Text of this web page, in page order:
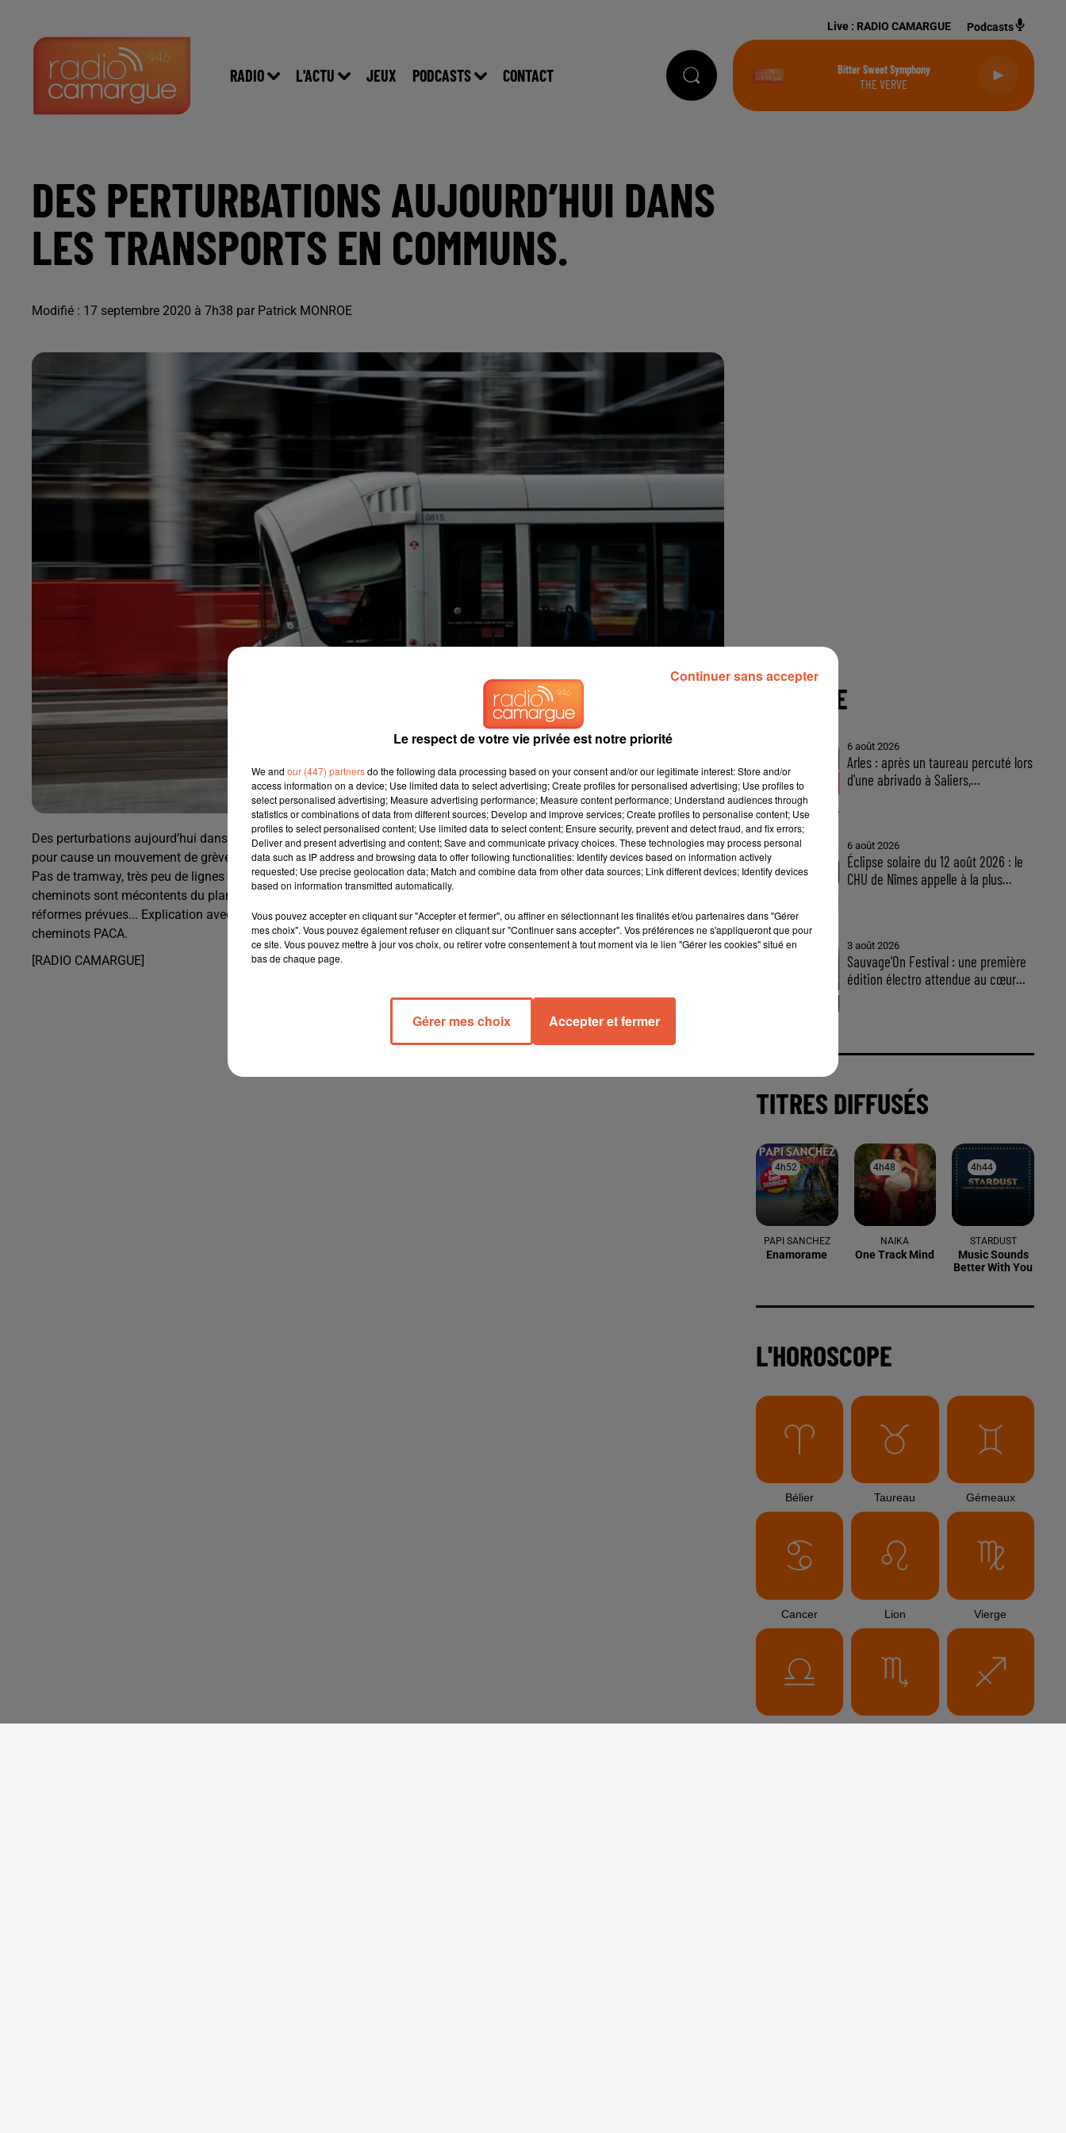
RADIO L'ACTU JEUX PODCASTS CONTACT
Live : RADIO CAMARGUE Podcasts
Bitter Sweet Symphony
THE VERVE
DES PERTURBATIONS AUJOURD’HUI DANS
LES TRANSPORTS EN COMMUNS.
Modifié : 17 septembre 2020 à 7h38 par Patrick MONROE
Des perturbations aujourd’hui dans les transports en communs... Et
pour cause un mouvement de grève impact quasi tous les réseaux...
Pas de tramway, très peu de lignes de bus... Idem pour la SNCF ! Les
cheminots sont mécontents du plan de relance décidé par l’Etat et des
réformes prévues... Explication avec Nathalie Marin de la CGT
cheminots PACA.
[RADIO CAMARGUE]
À LA UNE
6 août 2026
Arles : après un taureau percuté lors
d'une abrivado à Saliers,...
6 août 2026
Éclipse solaire du 12 août 2026 : le
CHU de Nîmes appelle à la plus...
3 août 2026
Sauvage'On Festival : une première
édition électro attendue au cœur...
TITRES DIFFUSÉS
4h52
4h52
PAPI SANCHEZ
Enamorame
4h48
4h48
NAIKA
One Track Mind
4h44
4h44
STARDUST
Music Sounds
Better With You
L'HOROSCOPE
Bélier Taureau Gémeaux
Cancer Lion Vierge
Le respect de votre vie privée est notre priorité
We and our (447) partnersdo the following data processing based on your consent and/or our legitimate interest: Store and/or
access information on a device; Use limited data to select advertising; Create profiles for personalised advertising; Use profiles to
select personalised advertising; Measure advertising performance; Measure content performance; Understand audiences through
statistics or combinations of data from different sources; Develop and improve services; Create profiles to personalise content; Use
profiles to select personalised content; Use limited data to select content; Ensure security, prevent and detect fraud, and fix errors;
Deliver and present advertising and content; Save and communicate privacy choices. These technologies may process personal
data such as IP address and browsing data to offer following functionalities: Identify devices based on information actively
requested; Use precise geolocation data; Match and combine data from other data sources; Link different devices; Identify devices
based on information transmitted automatically.
Vous pouvez accepter en cliquant sur "Accepter et fermer", ou affiner en sélectionnant les finalités et/ou partenaires dans "Gérer
mes choix". Vous pouvez également refuser en cliquant sur "Continuer sans accepter". Vos préférences ne s'appliqueront que pour
ce site. Vous pouvez mettre à jour vos choix, ou retirer votre consentement à tout moment via le lien "Gérer les cookies" situé en
bas de chaque page.
Gérer mes choix Accepter et fermer
Continuer sans accepter